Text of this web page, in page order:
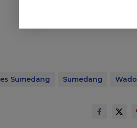
Sumedang Sumedang Wado